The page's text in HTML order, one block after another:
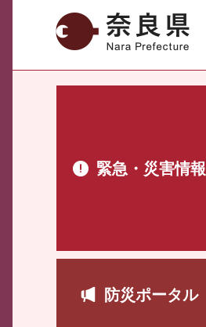
奈良県
緊急・災害情報
防災ポータル